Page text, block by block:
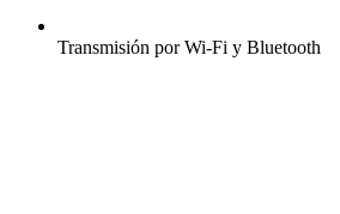
Transmisión por Wi-Fi y Bluetooth